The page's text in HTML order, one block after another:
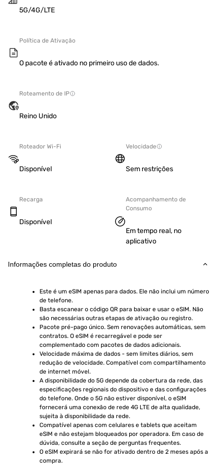
5G/4G/LTE
Política de Ativação
O pacote é ativado no primeiro uso de dados.
Roteamento de IP
Reino Unido
Roteador Wi-Fi
Disponível
Velocidade
Sem restrições
Recarga
Disponível
Acompanhamento de
Consumo
Em tempo real, no
aplicativo
Informações completas do produto
Este é um eSIM apenas para dados. Ele não inclui um número
de telefone.
Basta escanear o código QR para baixar e usar o eSIM. Não
são necessárias outras etapas de ativação ou registro.
Pacote pré-pago único. Sem renovações automáticas, sem
contratos. O eSIM é recarregável e pode ser
complementado com pacotes de dados adicionais.
Velocidade máxima de dados - sem limites diários, sem
redução de velocidade. Compatível com compartilhamento
de internet móvel.
A disponibilidade do 5G depende da cobertura da rede, das
especificações regionais do dispositivo e das configurações
do telefone. Onde o 5G não estiver disponível, o eSIM
fornecerá uma conexão de rede 4G LTE de alta qualidade,
sujeita à disponibilidade da rede.
Compatível apenas com celulares e tablets que aceitam
eSIM e não estejam bloqueados por operadora. Em caso de
dúvida, consulte a seção de perguntas frequentes.
O eSIM expirará se não for ativado dentro de 2 meses após a
compra.